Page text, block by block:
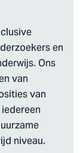
en
Ons
van
van
niveau.